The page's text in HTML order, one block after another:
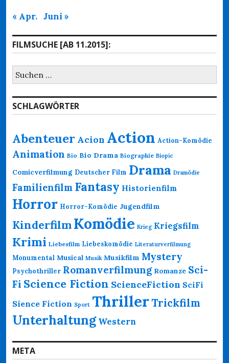
« Apr. Juni »
FILMSUCHE [AB 11.2015]:
Suchen
nach:
SCHLAGWÖRTER
Abenteuer Acion Action Action-Komödie
Animation Bio Bio Drama Biographie Biopic
Comicverfilmung Deutscher Film Drama Dramödie
Familienfilm Fantasy Historienfilm
Horror Horror-Komödie Jugendfilm
KinderfilmKomödie Krieg Kriegsfilm
Krimi Liebesfilm Liebeskomödie Literaturverfilmung
Monumental Musical Musik Musikfilm Mystery
Psychothriller Romanverfilmung Romanze Sci-
Fi Science Fiction ScienceFiction SciFi
Sience Fiction Sport ThrillerTrickfilm
Unterhaltung Western
META